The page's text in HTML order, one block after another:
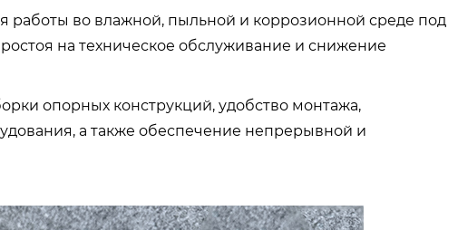
работы во влажной, пыльной и коррозионной среде под
на техническое обслуживание и снижение
опорных конструкций, удобство монтажа,
а также обеспечение непрерывной и